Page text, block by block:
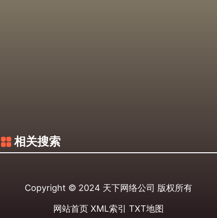
相关搜索
Copyright © 2024 天下网络公司 版权所有
网站首页 XML索引 TXT地图